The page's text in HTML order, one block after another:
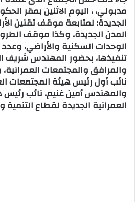
مدبولي، ، اليوم الاثنين بمقر
الجديدة؛ لمتابعة موقف تقنين
المدن الجديدة، وكذا موقف
الوحدات السكنية والأراضي،
تنفيذها، بحضور المهندس شريف
والمرافق والمجتمعات
نائب أول رئيس هيئة المجتمعات
والمهندس أمين غنيم، نائب
العمرانية الجديدة لقطاع